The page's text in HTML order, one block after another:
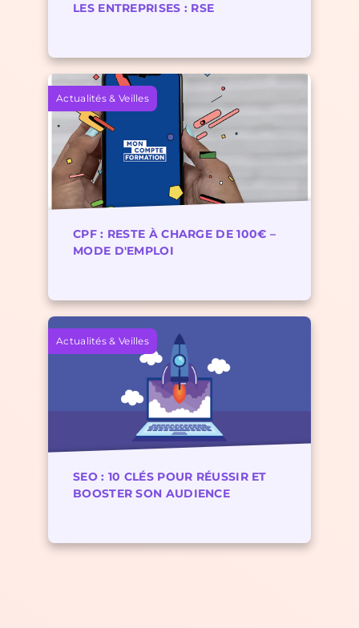
LES ENTREPRISES : RSE
Actualités & Veilles
CPF : RESTE À CHARGE DE 100€ –
MODE D'EMPLOI
Actualités & Veilles
SEO : 10 CLÉS POUR RÉUSSIR ET
BOOSTER SON AUDIENCE